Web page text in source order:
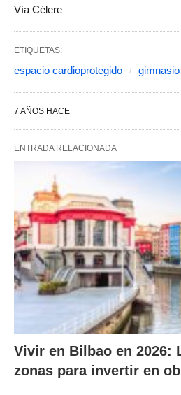
Vía Célere
ETIQUETAS:
espacio cardioprotegido gimnasio
7 AÑOS HACE
ENTRADA RELACIONADA
Vivir en Bilbao en 2026:
zonas para invertir en